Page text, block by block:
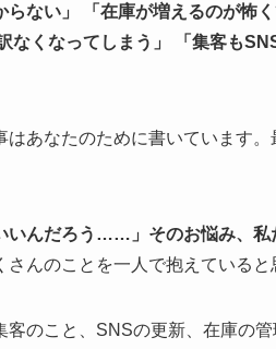
ない」
「在庫が増えるのが怖
なくなってしまう」
「集客も
あなたのために書いています。
いんだろう……」そのお悩み、私
んのことを一人で抱えていると
客のこと、SNSの更新、在庫の